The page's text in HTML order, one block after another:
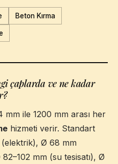
Beton Kırma
çaplarda ve ne kadar
mm ile 1200 mm arası her
hizmeti verir. Standart
Ø 68 mm
mm (su tesisatı), Ø